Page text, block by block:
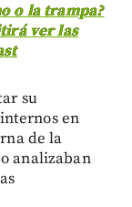
o la trampa?
ver las
su
en
de la
analizaban